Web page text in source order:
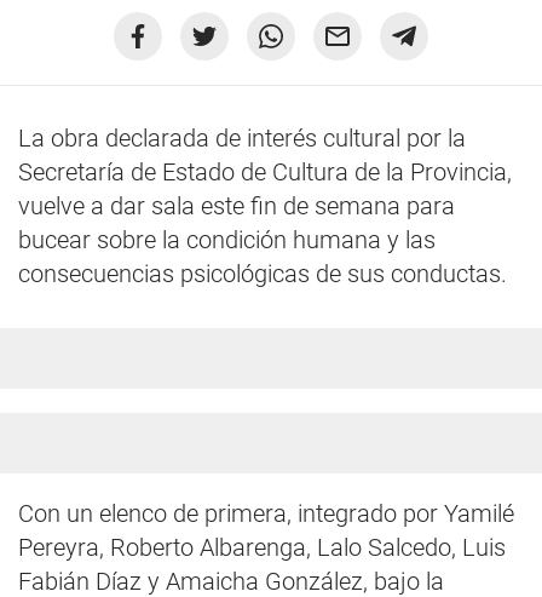
La obra declarada de interés cultural por la
Secretaría de Estado de Cultura de la Provincia,
vuelve a dar sala este fin de semana para
bucear sobre la condición humana y las
consecuencias psicológicas de sus conductas.
Con un elenco de primera, integrado por Yamilé
Pereyra, Roberto Albarenga, Lalo Salcedo, Luis
Fabián Díaz y Amaicha González, bajo la